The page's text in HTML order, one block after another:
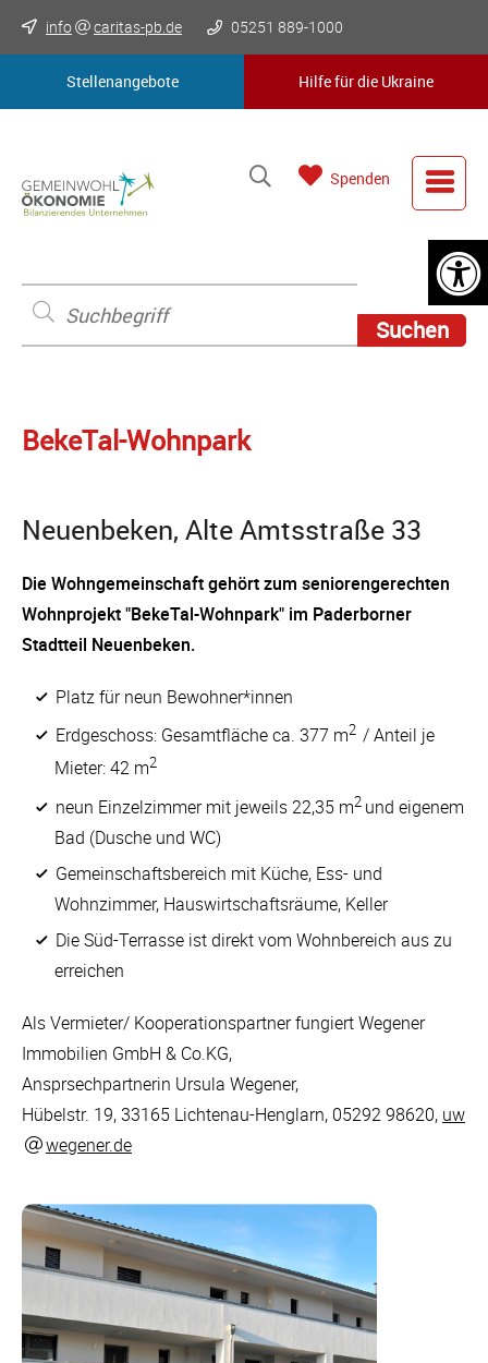
info caritas-pb.de 05251 889-1000
Spenden
BekeTal-Wohnpark
Neuenbeken, Alte Amtsstraße 33
Die Wohngemeinschaft gehört zum seniorengerechten
Wohnprojekt "BekeTal-Wohnpark" im Paderborner
Stadtteil Neuenbeken.
Platz für neun Bewohner*innen
Erdgeschoss: Gesamtfläche ca. 377 m2 / Anteil je
Mieter: 42 m2
neun Einzelzimmer mit jeweils 22,35 m2 und eigenem
Bad (Dusche und WC)
Gemeinschaftsbereich mit Küche, Ess- und
Wohnzimmer, Hauswirtschaftsräume, Keller
Die Süd-Terrasse ist direkt vom Wohnbereich aus zu
erreichen
Als Vermieter/ Kooperationspartner fungiert Wegener
Immobilien GmbH & Co.KG,
Ansprsechpartnerin Ursula Wegener,
Hübelstr. 19, 33165 Lichtenau-Henglarn, 05292 98620, uw
wegener.de
Stellenangebote Hilfe für die Ukraine